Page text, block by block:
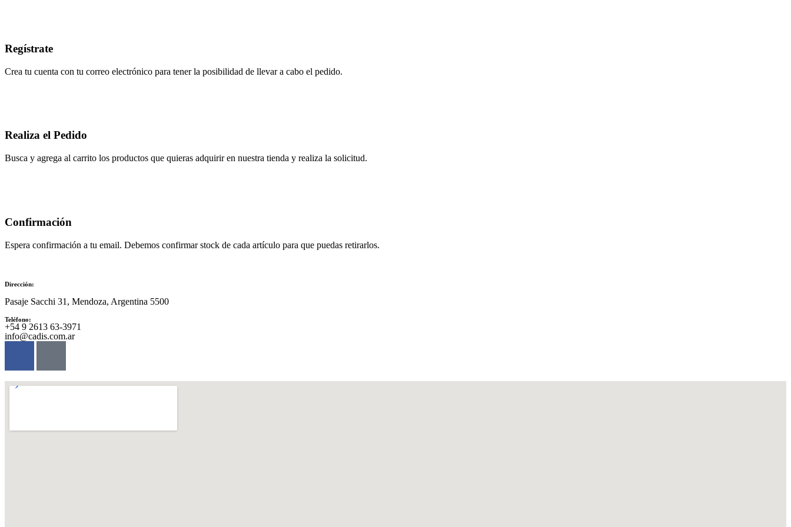
Regístrate
Crea tu cuenta con tu correo electrónico para tener la posibilidad de llevar a cabo el pedido.
Realiza el Pedido
Busca y agrega al carrito los productos que quieras adquirir en nuestra tienda y realiza la solicitud.
Confirmación
Espera confirmación a tu email. Debemos confirmar stock de cada artículo para que puedas retirarlos.
Dirección:
Pasaje Sacchi 31, Mendoza, Argentina 5500
Teléfono:
‪+54 9 2613 63‑3971‬
info@cadis.com.ar